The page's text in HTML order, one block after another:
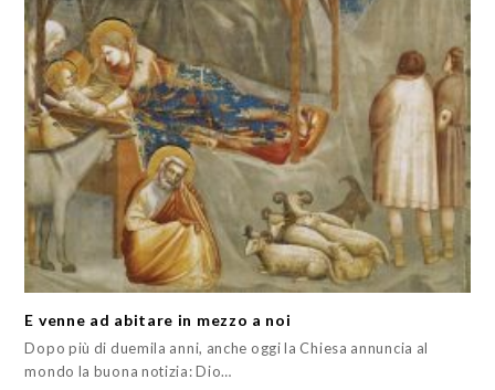
E venne ad abitare in mezzo a noi
Dopo più di duemila anni, anche oggi la Chiesa annuncia al
mondo la buona notizia: Dio…